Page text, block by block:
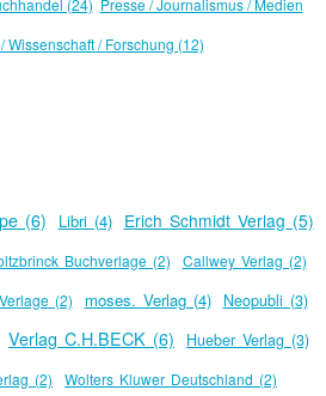
Wissenschaft / Forschung (12)
(6) Libri (4) Erich Schmidt Verlag (5)
Buchverlage (2)
Callwey Verlag (2)
(2) moses. Verlag (4) Neopubli (3)
Verlag C.H.BECK (6) Hueber Verlag (3)
(2) Wolters Kluwer Deutschland (2)